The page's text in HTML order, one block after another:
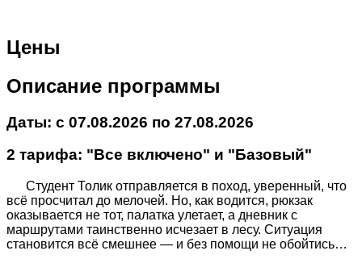
Цены
Описание программы
Даты: с 07.08.2026 по 27.08.2026
2 тарифа: "Все включено" и "Базовый"
Студент Толик отправляется в поход, уверенный, что
всё просчитал до мелочей. Но, как водится, рюкзак
оказывается не тот, палатка улетает, а дневник с
маршрутами таинственно исчезает в лесу. Ситуация
становится всё смешнее — и без помощи не обойтись…